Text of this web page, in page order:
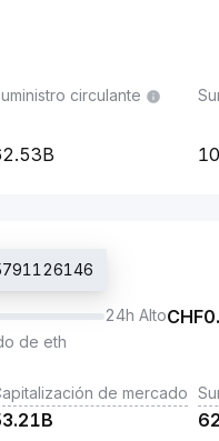
circulante
24h AltoCHF
de eth
de mercado